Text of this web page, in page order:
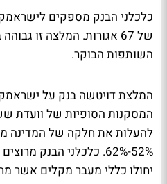
כלכלני הבנק מספקים
השותפות הבוקר.
המלצת דויטשה בנק על
המסקנות הסופיות של וועדת
להעלות את חלקה של המדינה
52%-62%. כלכלני הבנק
יחולו כללי מעבר מקלים אשר